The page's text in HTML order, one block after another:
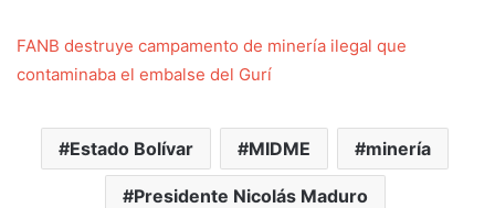
FANB destruye campamento de minería ilegal que
contaminaba el embalse del Gurí
Estado Bolívar MIDME minería
Presidente Nicolás Maduro